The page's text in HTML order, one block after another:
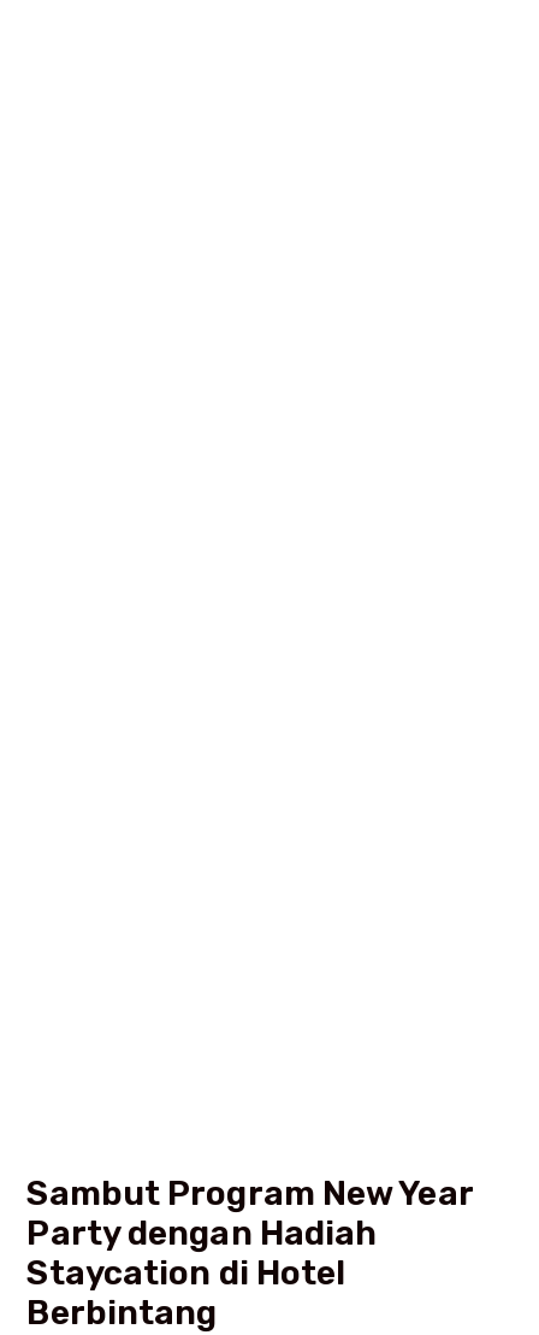
Sambut Program New Year
Party dengan Hadiah
Staycation di Hotel
Berbintang